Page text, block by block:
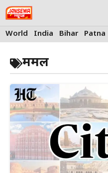
Skip
to
content
World India Bihar Patna
ममल